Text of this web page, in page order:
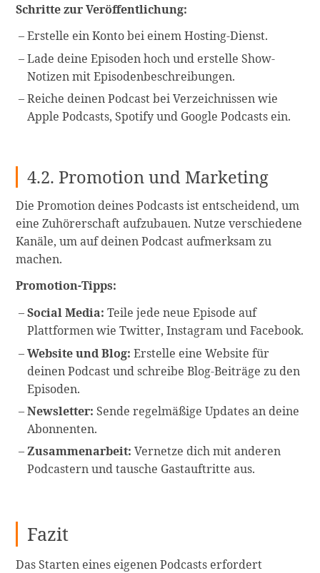
Schritte zur Veröffentlichung:
Erstelle ein Konto bei einem Hosting-Dienst.
Lade deine Episoden hoch und erstelle Show-
Notizen mit Episodenbeschreibungen.
Reiche deinen Podcast bei Verzeichnissen wie
Apple Podcasts, Spotify und Google Podcasts ein.
4.2. Promotion und Marketing
Die Promotion deines Podcasts ist entscheidend, um
eine Zuhörerschaft aufzubauen. Nutze verschiedene
Kanäle, um auf deinen Podcast aufmerksam zu
machen.
Promotion-Tipps:
Social Media: Teile jede neue Episode auf
Plattformen wie Twitter, Instagram und Facebook.
Website und Blog: Erstelle eine Website für
deinen Podcast und schreibe Blog-Beiträge zu den
Episoden.
Newsletter: Sende regelmäßige Updates an deine
Abonnenten.
Zusammenarbeit: Vernetze dich mit anderen
Podcastern und tausche Gastauftritte aus.
Fazit
Das Starten eines eigenen Podcasts erfordert